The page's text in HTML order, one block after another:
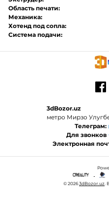
Область печати:
Механика:
Хотенд под сопла:
Система подачи:
3dBozor.uz
метро Мирзо
Телеграм:
Для звонков
Электронная
© 20263dBozor.uz .